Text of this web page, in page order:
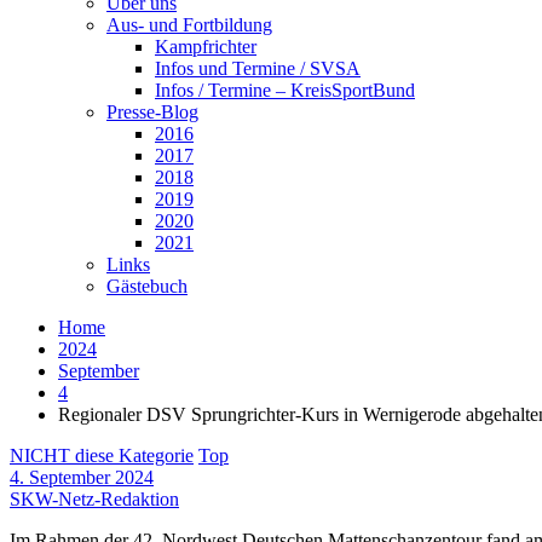
Aus- und Fortbildung
Kampfrichter
Infos und Termine / SVSA
Infos / Termine – KreisSportBund
Presse-Blog
2016
2017
2018
2019
2020
2021
Links
Gästebuch
Home
2024
September
4
Regionaler DSV Sprungrichter-Kurs in Wernigerode
NICHT diese Kategorie Top
4. September 2024
SKW-Netz-Redaktion